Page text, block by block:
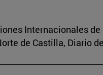
Internacionales
de Castilla, Diario